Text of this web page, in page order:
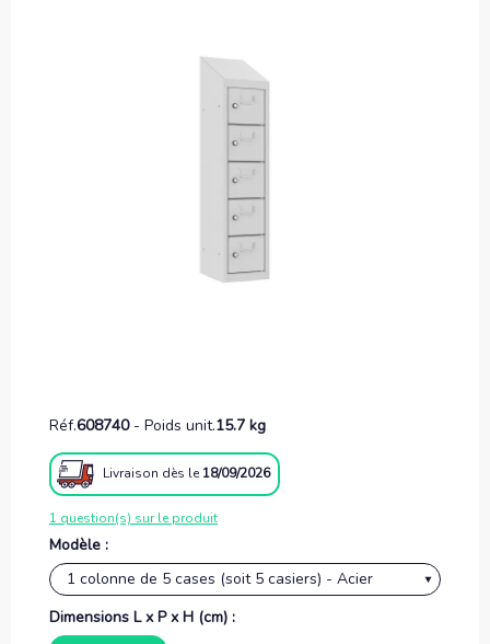
Réf.608740- Poids unit.15.7 kg
Livraison dès le 18/09/2026
1 question(s) sur le produit
Modèle :
Dimensions L x P x H (cm) :